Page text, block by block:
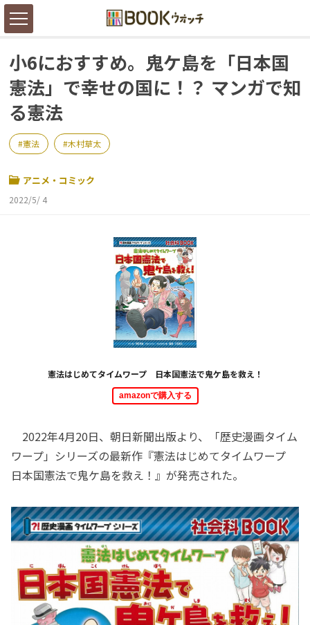
小6におすすめ。鬼ケ島を「日本国
憲法」で幸せの国に！？ マンガで知
る憲法
憲法 木村草太
アニメ・コミック
2022/5/ 4
憲法はじめてタイムワープ 日本国憲法で鬼ケ島を救え！
amazonで購入する
2022年4月20日、朝日新聞出版より、「歴史漫画タイム
ワープ」シリーズの最新作『憲法はじめてタイムワープ
日本国憲法で鬼ケ島を救え！』が発売された。